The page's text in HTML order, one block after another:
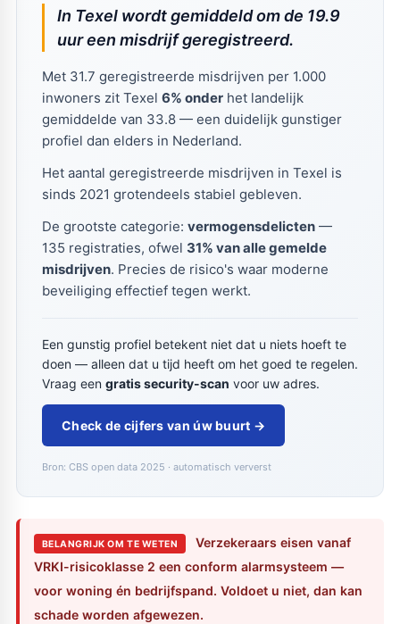
In Texel wordt gemiddeld om de 19.9
uur een misdrijf geregistreerd.
Met 31.7 geregistreerde misdrijven per 1.000
inwoners zit Texel 6% onderhet landelijk
gemiddelde van 33.8 — een duidelijk gunstiger
profiel dan elders in Nederland.
Het aantal geregistreerde misdrijven in Texel is
sinds 2021 grotendeels stabiel gebleven.
De grootste categorie: vermogensdelicten—
135 registraties, ofwel 31% van alle gemelde
misdrijven. Precies de risico's waar moderne
beveiliging effectief tegen werkt.
Een gunstig profiel betekent niet dat u niets hoeft te
doen — alleen dat u tijd heeft om het goed te regelen.
Vraag een gratis security-scan voor uw adres.
Check de cijfers van úw buurt →
Bron: CBS open data 2025 · automatisch ververst
BELANGRIJK OM TE WETEN
Verzekeraars eisen vanaf
VRKI-risicoklasse 2 een conform alarmsysteem —
voor woning én bedrijfspand. Voldoet u niet, dan kan
schade worden afgewezen.